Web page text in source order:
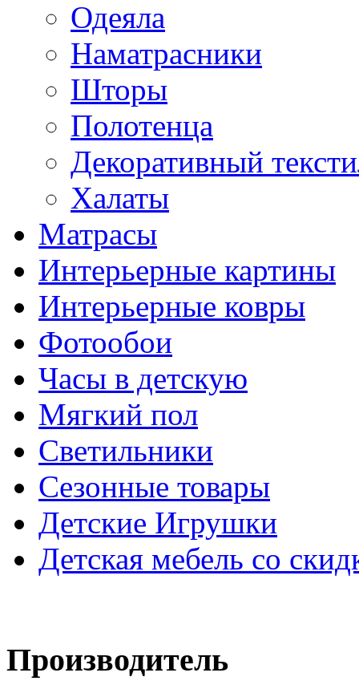
Одеяла
Наматрасники
Шторы
Полотенца
Декоративный
Халаты
Матрасы
Интерьерные картины
Интерьерные ковры
Фотообои
Часы в детскую
Мягкий пол
Светильники
Сезонные товары
Детские Игрушки
Детская мебель со
Производитель